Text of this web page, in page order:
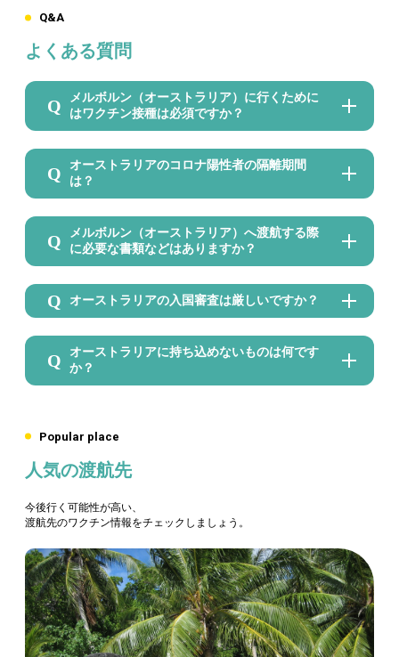
Q&A
よくある質問
メルボルン（オーストラリア）に行くために
はワクチン接種は必須ですか？
オーストラリアのコロナ陽性者の隔離期間
は？
メルボルン（オーストラリア）へ渡航する際
に必要な書類などはありますか？
オーストラリアの入国審査は厳しいですか？
オーストラリアに持ち込めないものは何です
か？
Popular place
人気の渡航先
今後行く可能性が高い、
渡航先のワクチン情報をチェックしましょう。